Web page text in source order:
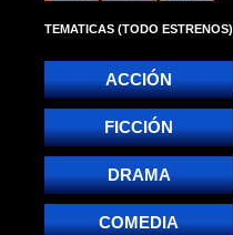
TEMATICAS (TODO ESTRENOS)
ACCIÓN
FICCIÓN
DRAMA
COMEDIA